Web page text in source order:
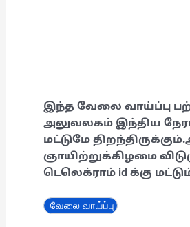
இந்த வேலை வாய்ப்பு
அலுவலகம் இந்திய
மட்டுமே
ஞாயிற்றுக்கிழமை
டெலெக்ராம் id க்கு
வேலை வாய்ப்பு